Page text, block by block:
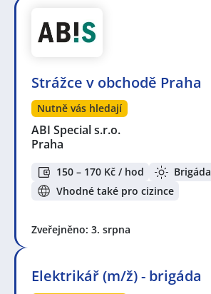
Strážce v obchodě Praha
Nutně vás hledají
ABI Special s.r.o.
Praha
150 – 170 Kč / hod
Brigáda
Vhodné také pro cizince
Zveřejněno: 3. srpna
Elektrikář (m/ž) - brigáda